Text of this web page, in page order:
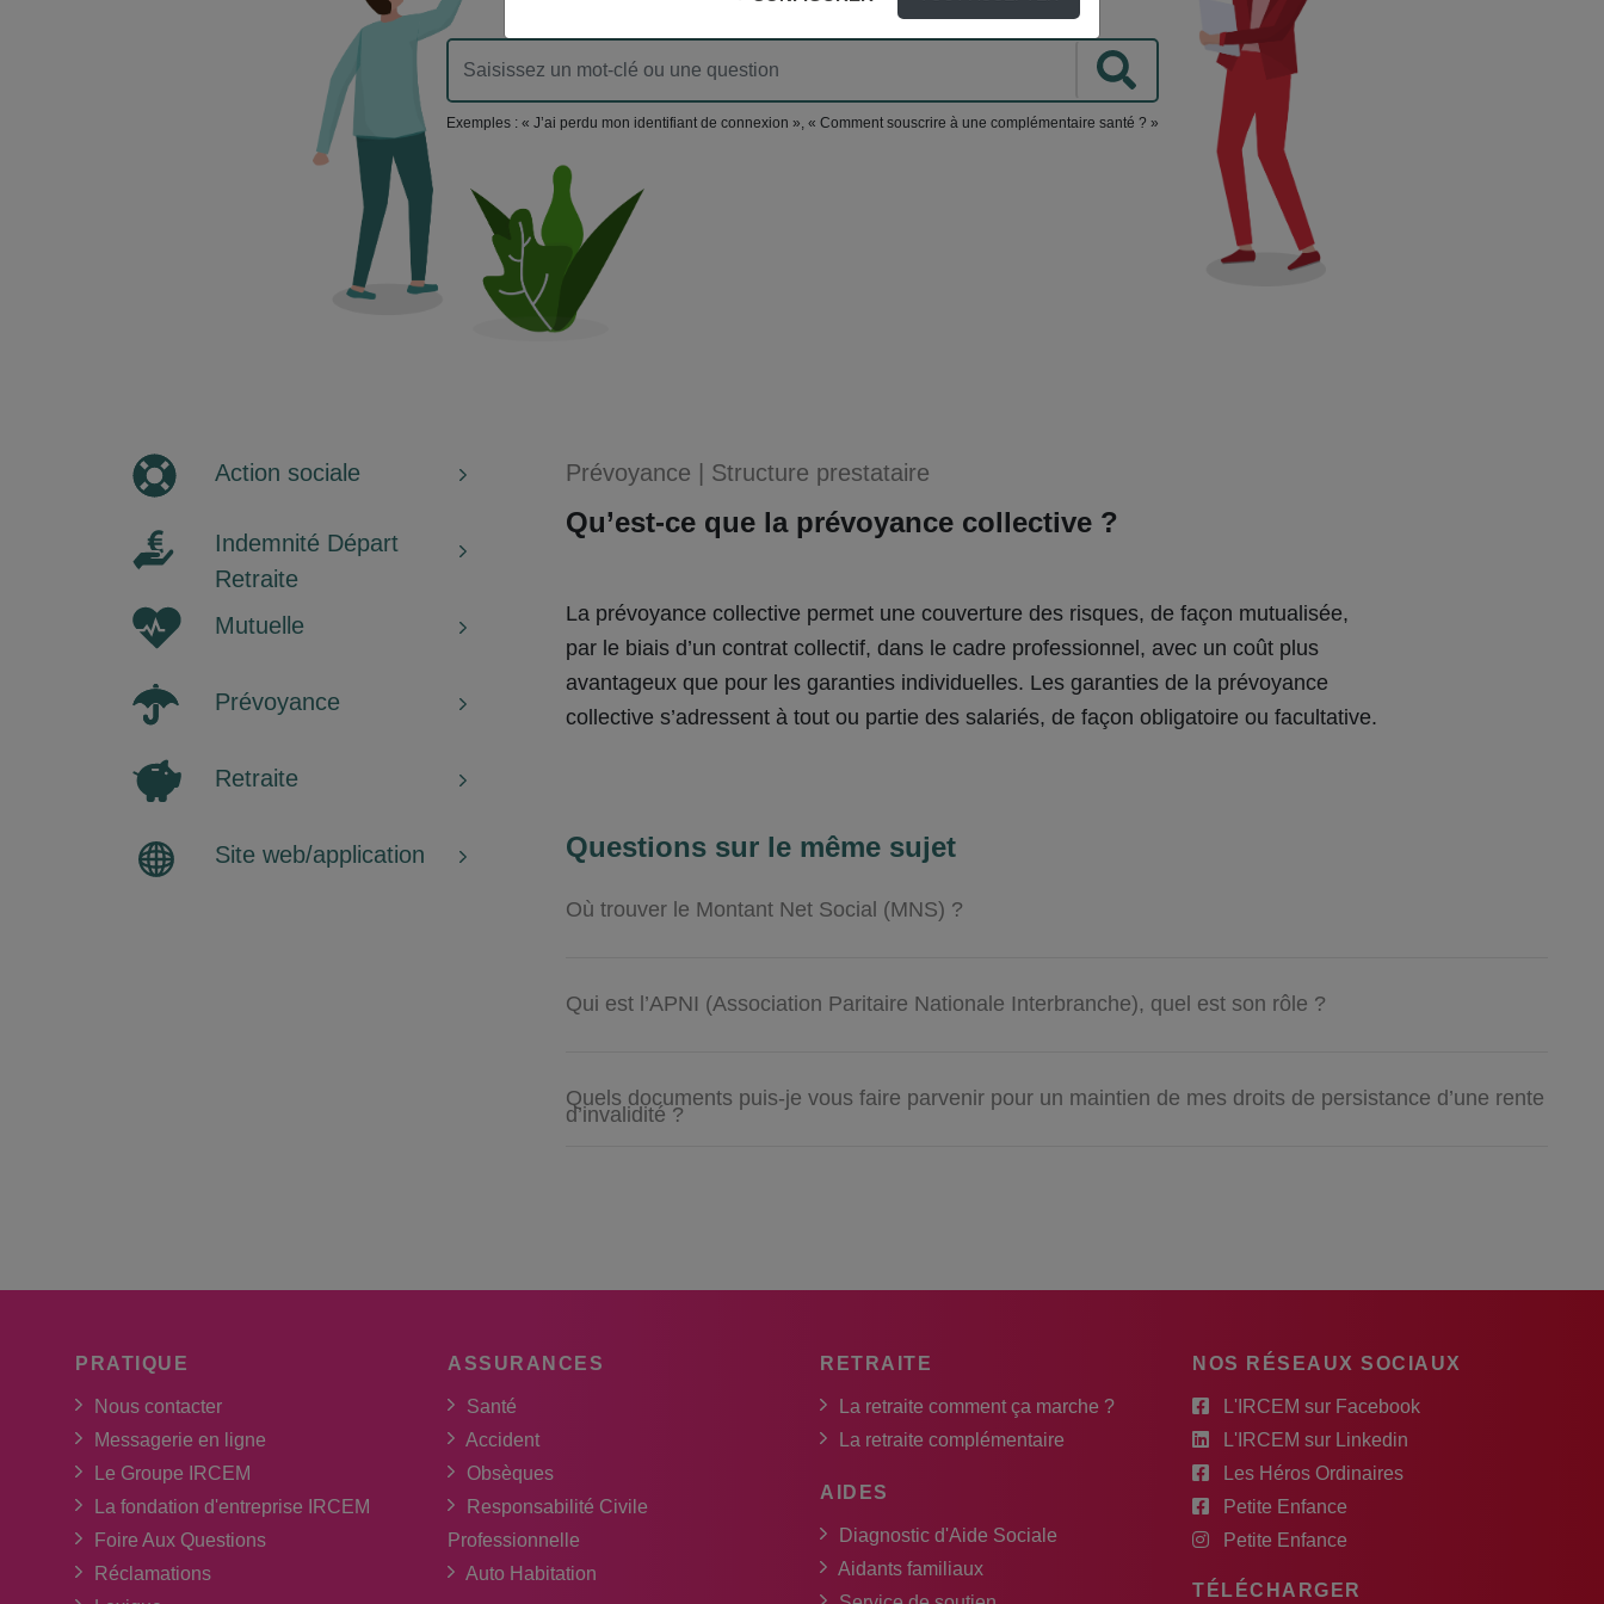
Exemples : « J’ai perdu mon identifiant de connexion », « Comment souscrire à une complémentaire santé ? »
Action sociale
Indemnité Départ
Retraite
Mutuelle
Prévoyance
Retraite
Site web/application
Prévoyance Structure prestataire
Qu’est-ce que la prévoyance collective ?
La prévoyance collective permet une couverture des risques, de façon mutualisée,
par le biais d’un contrat collectif, dans le cadre professionnel, avec un coût plus
avantageux que pour les garanties individuelles. Les garanties de la prévoyance
collective s’adressent à tout ou partie des salariés, de façon obligatoire ou facultative.
Questions sur le même sujet
Où trouver le Montant Net Social (MNS) ?
Qui est l’APNI (Association Paritaire Nationale Interbranche), quel est son rôle ?
Quels documents puis-je vous faire parvenir pour un maintien de mes droits de persistance d’une rente
d’invalidité ?
PRATIQUE
Nous contacter
Messagerie en ligne
Le Groupe IRCEM
La fondation d'entreprise IRCEM
Foire Aux Questions
Réclamations
ASSURANCES
Santé
Accident
Obsèques
Responsabilité Civile
Professionnelle
Auto Habitation
RETRAITE
La retraite comment ça marche ?
La retraite complémentaire
AIDES
Diagnostic d'Aide Sociale
Aidants familiaux
NOS RÉSEAUX SOCIAUX
L'IRCEM sur Facebook
L'IRCEM sur Linkedin
Les Héros Ordinaires
Petite Enfance
Petite Enfance
TÉLÉCHARGER